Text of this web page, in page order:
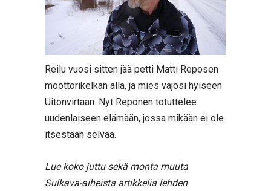
Reilu vuosi sitten jää petti Matti Reposen
moottorikelkan alla, ja mies vajosi hyiseen
Uitonvirtaan. Nyt Reponen totuttelee
uudenlaiseen elämään, jossa mikään ei ole
itsestään selvää.
Lue koko juttu sekä monta muuta
Sulkava-aiheista artikkelia lehden